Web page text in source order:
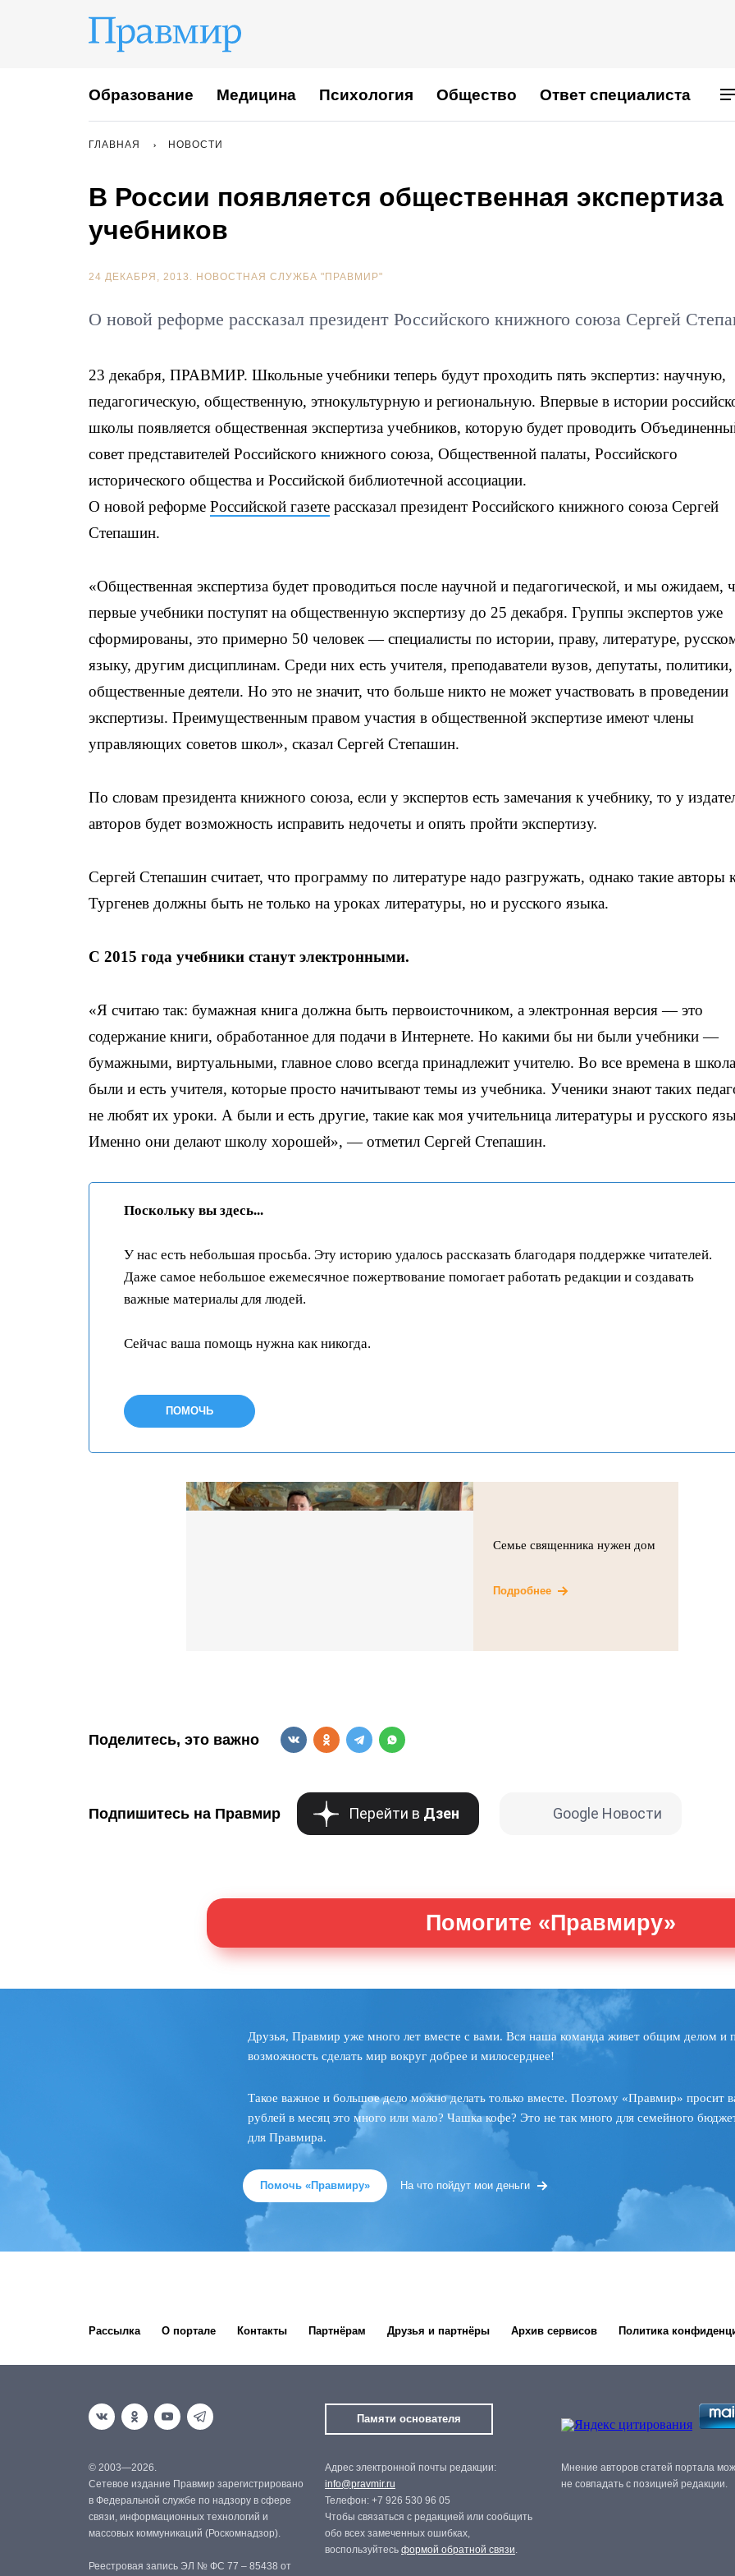
Образование Медицина Психология Общество Ответ специалиста
ГЛАВНАЯ НОВОСТИ
В России появляется общественная экспертиза
учебников
24 ДЕКАБРЯ, 2013. НОВОСТНАЯ СЛУЖБА "ПРАВМИР"
О новой реформе рассказал президент Российского книжного союза Сергей
23 декабря, ПРАВМИР. Школьные учебники теперь будут проходить пять экспертиз: научную,
педагогическую, общественную, этнокультурную и региональную. Впервые в истории
школы появляется общественная экспертиза учебников, которую будет проводить
совет представителей Российского книжного союза, Общественной палаты, Российского
исторического общества и Российской библиотечной ассоциации.
О новой реформе Российской газете рассказал президент Российского книжного союза Сергей
Степашин.
«Общественная экспертиза будет проводиться после научной и педагогической, и мы ожидаем,
первые учебники поступят на общественную экспертизу до 25 декабря. Группы экспертов уже
сформированы, это примерно 50 человек — специалисты по истории, праву, литературе,
языку, другим дисциплинам. Среди них есть учителя, преподаватели вузов, депутаты, политики,
общественные деятели. Но это не значит, что больше никто не может участвовать в проведении
экспертизы. Преимущественным правом участия в общественной экспертизе имеют члены
управляющих советов школ», сказал Сергей Степашин.
По словам президента книжного союза, если у экспертов есть замечания к учебнику, то у
авторов будет возможность исправить недочеты и опять пройти экспертизу.
Сергей Степашин считает, что программу по литературе надо разгружать, однако такие авторы
Тургенев должны быть не только на уроках литературы, но и русского языка.
С 2015 года учебники станут электронными.
«Я считаю так: бумажная книга должна быть первоисточником, а электронная версия — это
содержание книги, обработанное для подачи в Интернете. Но какими бы ни были учебники —
бумажными, виртуальными, главное слово всегда принадлежит учителю. Во все времена в
были и есть учителя, которые просто начитывают темы из учебника. Ученики знают таких
не любят их уроки. А были и есть другие, такие как моя учительница литературы и русского
Именно они делают школу хорошей», — отметил Сергей Степашин.
Поскольку вы здесь...
У нас есть небольшая просьба. Эту историю удалось рассказать благодаря поддержке читателей.
Даже самое небольшое ежемесячное пожертвование помогает работать редакции и создавать
важные материалы для людей.
Сейчас ваша помощь нужна как никогда.
ПОМОЧЬ
Семье священника нужен дом
Подробнее
Поделитесь, это важно
Подпишитесь на Правмир Перейти в Дзен Google Новости
Помогите «Правмиру»
Друзья, Правмир уже много лет вместе с вами. Вся наша команда живет общим делом и
возможность сделать мир вокруг добрее и милосерднее!
Такое важное и большое дело можно делать только вместе. Поэтому «Правмир» просит
рублей в месяц это много или мало? Чашка кофе? Это не так много для семейного
для Правмира.
Помочь «Правмиру» На что пойдут мои деньги
Рассылка О портале Контакты Партнёрам Друзья и партнёры Архив сервисов Политика
Памяти основателя
© 2003—2026.
Сетевое издание Правмир зарегистрировано
в Федеральной службе по надзору в сфере
связи, информационных технологий и
массовых коммуникаций (Роскомнадзор).
Реестровая запись ЭЛ № ФС 77 – 85438 от
Адрес электронной почты редакции:
info@pravmir.ru
Телефон: +7 926 530 96 05
Чтобы связаться с редакцией или сообщить
обо всех замеченных ошибках,
воспользуйтесь формой обратной связи.
Мнение авторов статей портала
не совпадать с позицией редакции.